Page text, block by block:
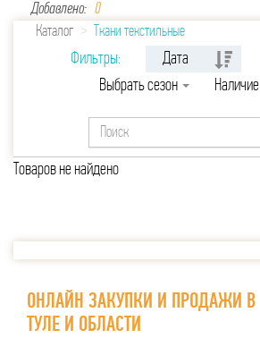
Добавлено: 0
Каталог
Ткани текстильные
Фильтры: Дата
Выбрать сезон
Наличие
Товаров не найдено
ОНЛАЙН ЗАКУПКИ И ПРОДАЖИ В
ТУЛЕ И ОБЛАСТИ